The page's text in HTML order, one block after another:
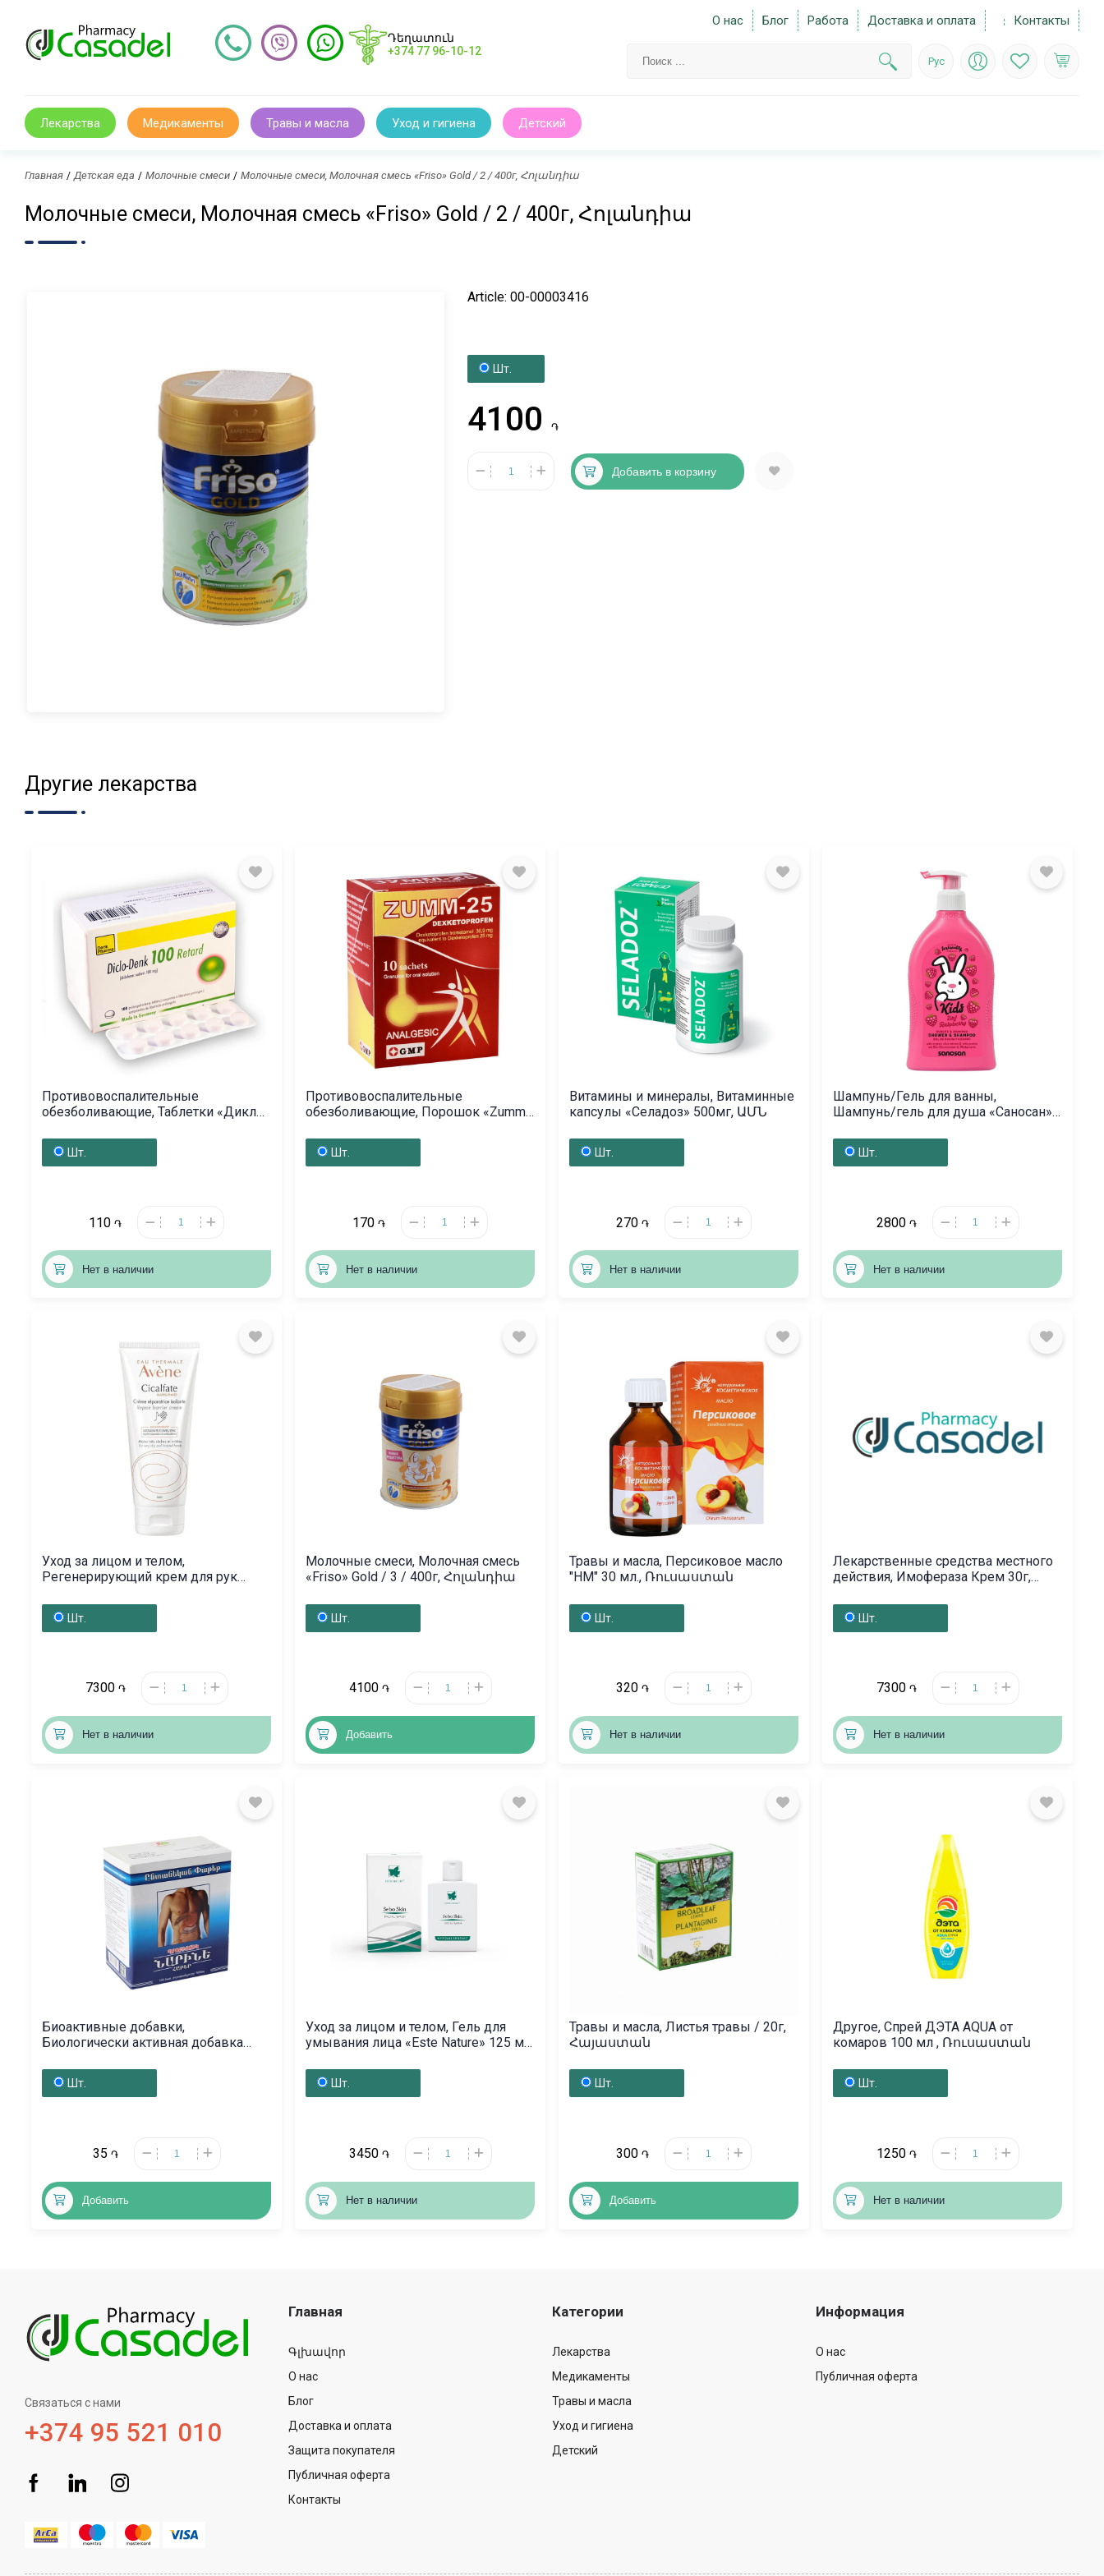
Դեղատուն
+374 77 96-10-12
О нас Блог Работа Доставка и оплата Контакты
Рус
Лекарства Медикаменты Травы и масла Уход и гигиена Детский
Главная Детская еда Молочные смеси Молочные смеси, Молочная смесь «Friso» Gold / 2 / 400г, Հոլանդիա
Молочные смеси, Молочная смесь «Friso» Gold / 2 / 400г, Հոլանդիա
Article: 00-00003416
Шт.
4100֏
Добавить в корзину
Другие лекарства
Противовоспалительные
обезболивающие, Таблетки «Дикло-
Шт.
110 ֏
Нет в наличии
Противовоспалительные
обезболивающие, Порошок «Zumm-
Шт.
170 ֏
Нет в наличии
Витамины и минералы, Витаминные
капсулы «Селадоз» 500мг, ԱՄՆ
Шт.
270 ֏
Нет в наличии
Шампунь/Гель для ванны,
Шампунь/гель для душа «Саносан»
Шт.
2800 ֏
Нет в наличии
Уход за лицом и телом,
Регенерирующий крем для рук
Шт.
7300 ֏
Нет в наличии
Молочные смеси, Молочная смесь
«Friso» Gold / 3 / 400г, Հոլանդիա
Шт.
4100 ֏
Добавить
Травы и масла, Персиковое масло
"НМ" 30 мл., Ռուսաստան
Шт.
320 ֏
Нет в наличии
Лекарственные средства местного
действия, Имофераза Крем 30г,
Шт.
7300 ֏
Нет в наличии
Биоактивные добавки,
Биологически активная добавка
Шт.
35 ֏
Добавить
Уход за лицом и телом, Гель для
умывания лица «Este Nature» 125 мл,
Шт.
3450 ֏
Нет в наличии
Травы и масла, Листья травы / 20г,
Հայաստան
Шт.
300 ֏
Добавить
Другое, Спрей ДЭТА AQUA от
комаров 100 мл , Ռուսաստան
Шт.
1250 ֏
Нет в наличии
Связаться с нами
+374 95 521 010
Главная
Գլխավոր
О нас
Блог
Доставка и оплата
Защита покупателя
Публичная оферта
Контакты
Категории
Лекарства
Медикаменты
Травы и масла
Уход и гигиена
Детский
Информация
О нас
Публичная оферта